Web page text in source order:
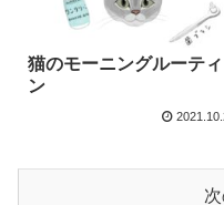
猫のモーニングルーティ
ン